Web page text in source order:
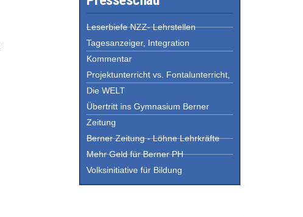
Leserbiefe NZZ- Lehrstellen
Tagesanzeiger, Integration
Kommentar
Projektunterricht vs. Fontalunterricht,
Die WELT
Übertritt ins Gymnasium Berner
Zeitung
Berner Zeitung - Löhne Lehrkräfte
Mehr Geld für Berner PH
Volksinitiative für Bildung